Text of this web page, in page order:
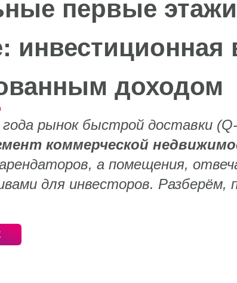
первые
инвестиционная
доходом
рынок быстрой доставки
коммерческой
а помещения,
для инвесторов. Разберём,